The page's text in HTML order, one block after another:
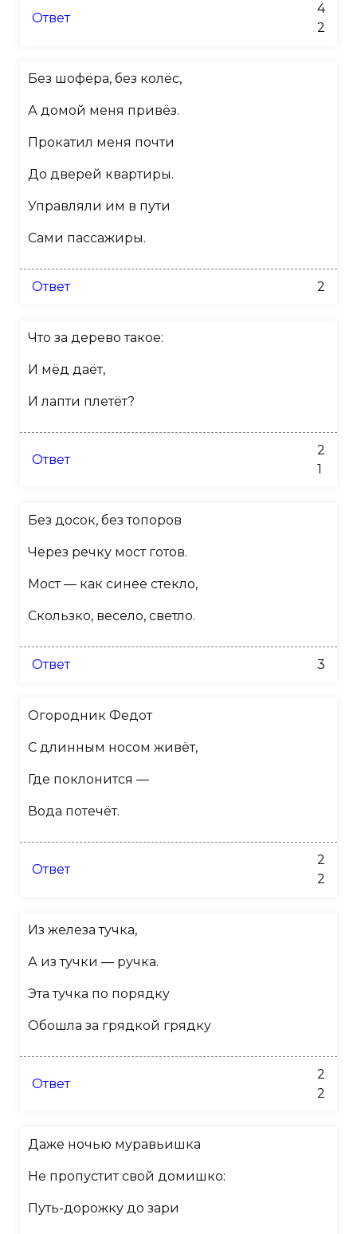
Ответ
4
2
Без шофёра, без колёс,
А домой меня привёз.
Прокатил меня почти
До дверей квартиры.
Управляли им в пути
Сами пассажиры.
Ответ 2
Что за дерево такое:
И мёд даёт,
И лапти плетёт?
Ответ
2
1
Без досок, без топоров
Через речку мост готов.
Мост — как синее стекло,
Скользко, весело, светло.
Ответ 3
Огородник Федот
С длинным носом живёт,
Где поклонится —
Вода потечёт.
Ответ
2
2
Из железа тучка,
А из тучки — ручка.
Эта тучка по порядку
Обошла за грядкой грядку
Ответ
2
2
Даже ночью муравьишка
Не пропустит свой домишко:
Путь-дорожку до зари